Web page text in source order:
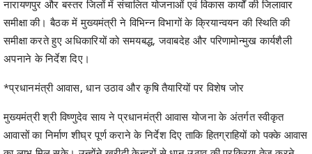
अपनाने के निर्देश दिए।
*प्रधानमंत्री आवास, धान उठाव और कृषि तैयारियों पर विशेष जोर
आवासों का निर्माण शीघ्र पूर्ण कराने के निर्देश दिए ताकि हितग्राहियों को पक्के आवास
का लाभ मिल सके। उन्होंने खरीदी केन्द्रों से धान उठाव की प्रक्रिया तेज करने
तथा स्थानीय स्तर पर धान मिलिंग को बढ़ावा देने के लिए युवा उद्यमियों को प्रोत्साहित
करने पर बल दिया।